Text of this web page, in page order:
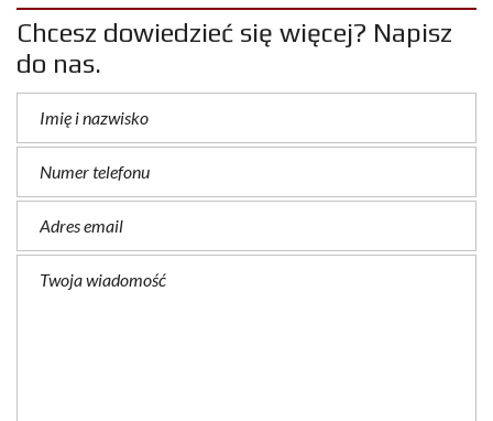
Chcesz dowiedzieć się więcej? Napisz
do nas.